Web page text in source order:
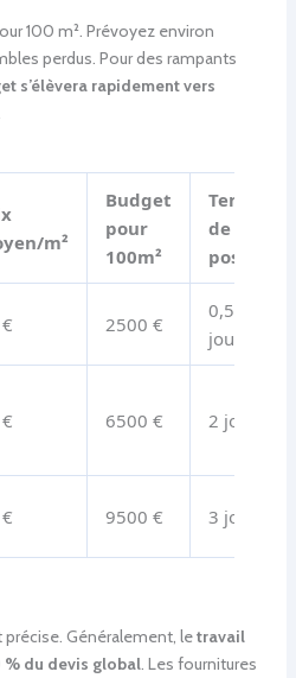
100 m². Prévoyez environ
perdus. Pour des rampants
s’élèvera rapidement vers
m²
Budget
pour
100m²
Temps
de
pose
2500 €
0,5
jour
6500 € 2 jours
9500 € 3 jours
Généralement, letravail
% du devis global. Les fournitures